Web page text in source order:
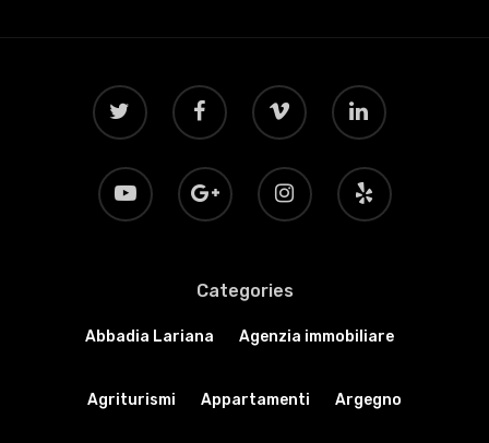
Categories
Abbadia Lariana Agenzia immobiliare
Agriturismi Appartamenti Argegno